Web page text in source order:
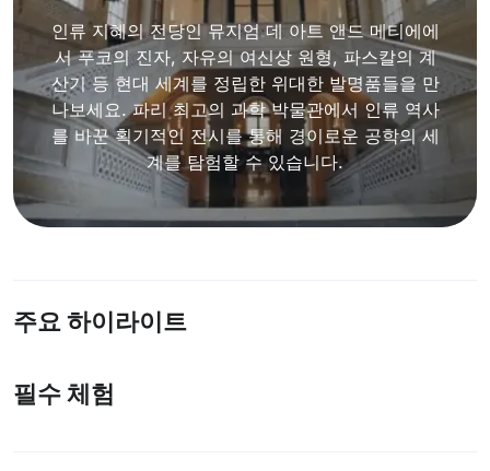
인류 지혜의 전당인 뮤지엄 데 아트 앤드 메티에에
서 푸코의 진자, 자유의 여신상 원형, 파스칼의 계
산기 등 현대 세계를 정립한 위대한 발명품들을 만
나보세요. 파리 최고의 과학 박물관에서 인류 역사
를 바꾼 획기적인 전시를 통해 경이로운 공학의 세
계를 탐험할 수 있습니다.
주요 하이라이트
필수 체험